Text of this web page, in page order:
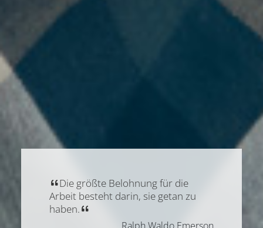
Die größte Belohnung für die
Arbeit besteht darin, sie getan zu
haben.